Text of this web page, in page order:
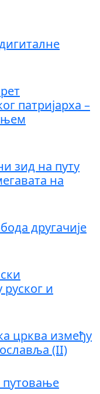
патријарха –
зид на путу
на
другачије
и
црква између
(II)
путовање